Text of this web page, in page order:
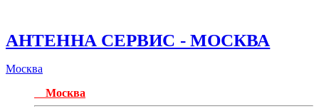
АНТЕННА СЕРВИС - МОСКВА
Москва
Москва